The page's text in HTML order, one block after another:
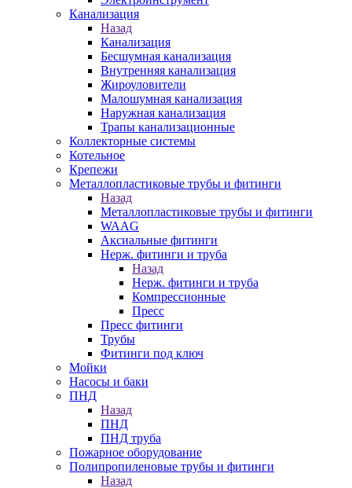
Канализация
Назад
Канализация
Бесшумная канализация
Внутренняя канализация
Жироуловители
Малошумная канализация
Наружная канализация
Трапы канализационные
Коллекторные системы
Котельное
Крепежи
Металлопластиковые трубы и фитинги
Назад
Металлопластиковые трубы и фитинги
WAAG
Аксиальные фитинги
Нерж. фитинги и труба
Назад
Нерж. фитинги и труба
Компрессионные
Пресс
Пресс фитинги
Трубы
Фитинги под ключ
Мойки
Насосы и баки
ПНД
Назад
ПНД
ПНД труба
Пожарное оборудование
Полипропиленовые трубы и фитинги
Назад